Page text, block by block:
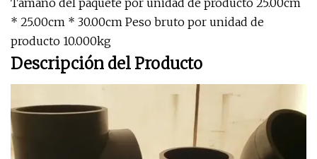
Tamaño del paquete por unidad de producto 25.00cm
* 25.00cm * 30.00cm Peso bruto por unidad de
producto 10.000kg
Descripción del Producto